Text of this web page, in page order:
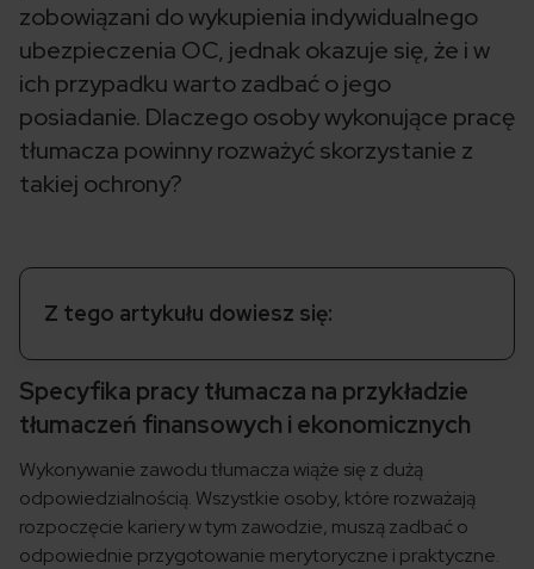
zobowiązani do wykupienia indywidualnego
ubezpieczenia OC, jednak okazuje się, że i w
ich przypadku warto zadbać o jego
posiadanie. Dlaczego osoby wykonujące pracę
tłumacza powinny rozważyć skorzystanie z
takiej ochrony?
Z tego artykułu dowiesz się:
Specyfika pracy tłumacza na przykładzie
tłumaczeń finansowych i ekonomicznych
Wykonywanie zawodu tłumacza wiąże się z dużą
odpowiedzialnością. Wszystkie osoby, które rozważają
rozpoczęcie kariery w tym zawodzie, muszą zadbać o
odpowiednie przygotowanie merytoryczne i praktyczne.